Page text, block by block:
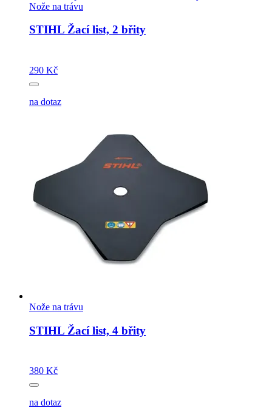
Nože na trávu
STIHL Žací list, 2 břity
290 Kč
na dotaz
Nože na trávu
STIHL Žací list, 4 břity
380 Kč
na dotaz